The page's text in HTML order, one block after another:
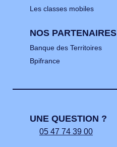
Les classes mobiles
NOS PARTENAIRES
Banque des Territoires
Bpifrance
UNE QUESTION ?
05 47 74 39 00